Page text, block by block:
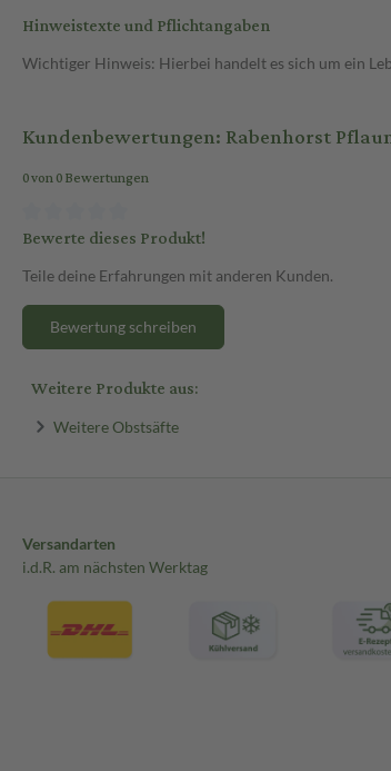
Hinweistexte und Pflichtangaben
Wichtiger Hinweis: Hierbei handelt es sich um ein
Kundenbewertungen: Rabenhorst
0 von 0 Bewertungen
Bewerte dieses Produkt!
Teile deine Erfahrungen mit anderen Kunden.
Bewertung schreiben
Weitere Produkte aus:
Weitere Obstsäfte
Versandarten
i.d.R. am nächsten Werktag